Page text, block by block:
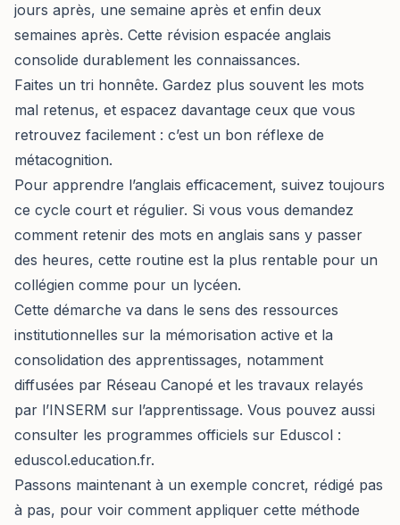
jours après, une semaine après et enfin deux
semaines après. Cette révision espacée anglais
consolide durablement les connaissances.
Faites un tri honnête. Gardez plus souvent les mots
mal retenus, et espacez davantage ceux que vous
retrouvez facilement : c’est un bon réflexe de
métacognition.
Pour apprendre l’anglais efficacement, suivez toujours
ce cycle court et régulier. Si vous vous demandez
comment retenir des mots en anglais sans y passer
des heures, cette routine est la plus rentable pour un
collégien comme pour un lycéen.
Cette démarche va dans le sens des ressources
institutionnelles sur la mémorisation active et la
consolidation des apprentissages, notamment
diffusées par Réseau Canopé et les travaux relayés
par l’INSERM sur l’apprentissage. Vous pouvez aussi
consulter les programmes officiels sur Eduscol :
eduscol.education.fr.
Passons maintenant à un exemple concret, rédigé pas
à pas, pour voir comment appliquer cette méthode